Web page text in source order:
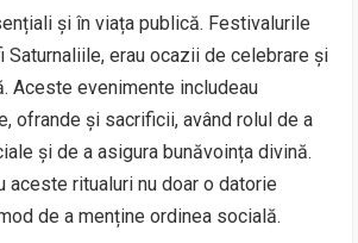
și în viața publică. Festivalurile
Saturnaliile, erau ocazii de celebrare și
Aceste evenimente includeau
ofrande și sacrificii, având rolul de a
și de a asigura bunăvoința divină.
aceste ritualuri nu doar o datorie
de a menține ordinea socială.